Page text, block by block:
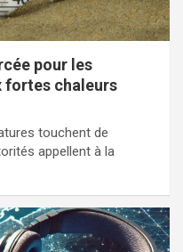
pour les
fortes chaleurs
touchent de
appellent à la